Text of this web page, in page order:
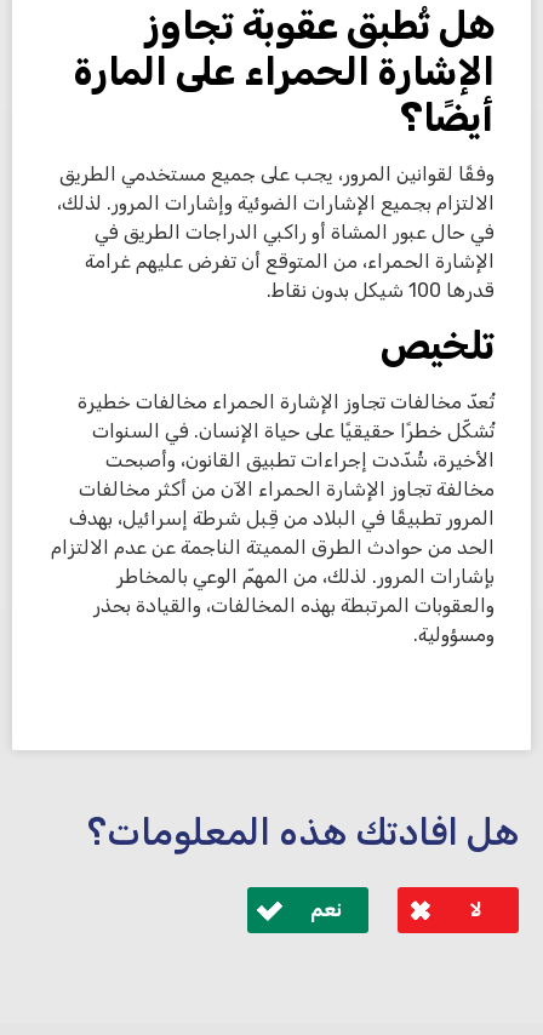
هل تُطبق عقوبة تجاوز
الإشارة الحمراء على المارة
أيضًا؟
وفقًا لقوانين المرور، يجب على جميع مستخدمي الطريق
الالتزام بجميع الإشارات الضوئية وإشارات المرور. لذلك،
في حال عبور المشاة أو راكبي الدراجات الطريق في
الإشارة الحمراء، من المتوقع أن تفرض عليهم غرامة
قدرها 100 شيكل بدون نقاط.
تلخيص
تُعدّ مخالفات تجاوز الإشارة الحمراء مخالفات خطيرة
تُشكّل خطرًا حقيقيًا على حياة الإنسان. في السنوات
الأخيرة، شُدّدت إجراءات تطبيق القانون، وأصبحت
مخالفة تجاوز الإشارة الحمراء الآن من أكثر مخالفات
المرور تطبيقًا في البلاد من قِبل شرطة إسرائيل، بهدف
الحد من حوادث الطرق المميتة الناجمة عن عدم الالتزام
بإشارات المرور. لذلك، من المهمّ الوعي بالمخاطر
والعقوبات المرتبطة بهذه المخالفات، والقيادة بحذر
ومسؤولية.
هل افادتك هذه المعلومات؟
لا نعم